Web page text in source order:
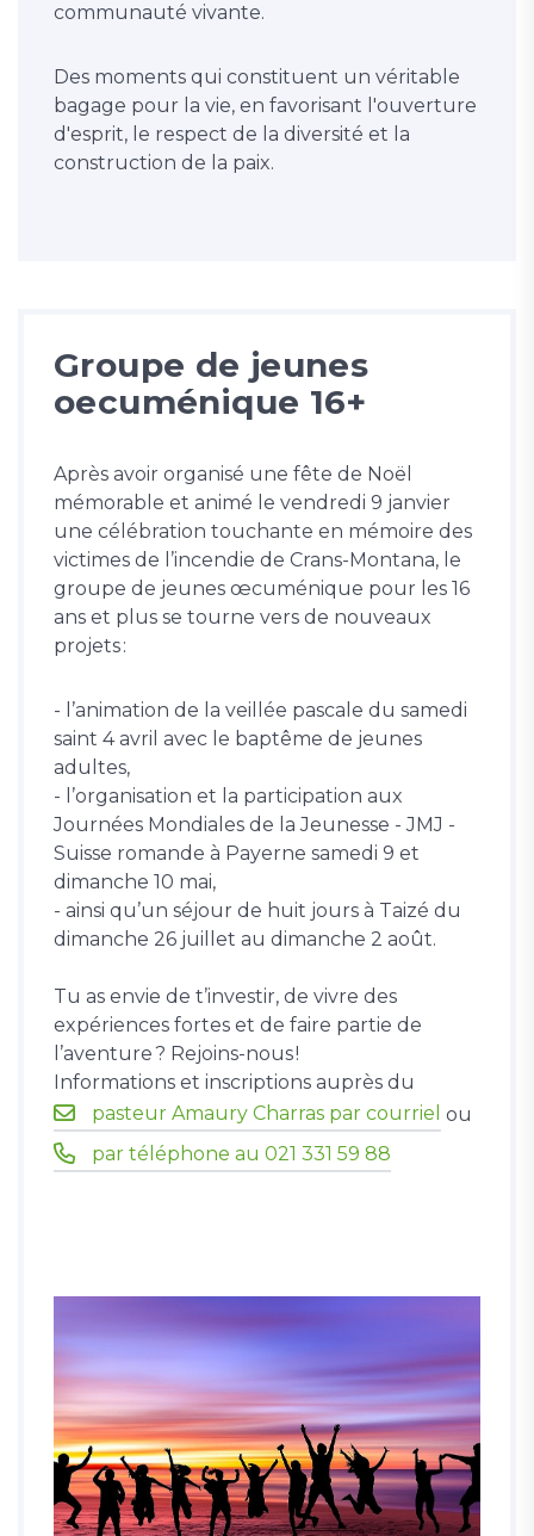
communauté vivante.
Des moments qui constituent un véritable
bagage pour la vie, en favorisant l'ouverture
d'esprit, le respect de la diversité et la
construction de la paix.
Groupe de jeunes
oecuménique 16+
Après avoir organisé une fête de Noël
mémorable et animé le vendredi 9 janvier
une célébration touchante en mémoire des
victimes de l’incendie de Crans-Montana, le
groupe de jeunes œcuménique pour les 16
ans et plus se tourne vers de nouveaux
projets :
- l’animation de la veillée pascale du samedi
saint 4 avril avec le baptême de jeunes
adultes,
- l’organisation et la participation aux
Journées Mondiales de la Jeunesse - JMJ -
Suisse romande à Payerne samedi 9 et
dimanche 10 mai,
- ainsi qu’un séjour de huit jours à Taizé du
dimanche 26 juillet au dimanche 2 août.
Tu as envie de t’investir, de vivre des
expériences fortes et de faire partie de
l’aventure ? Rejoins-nous !
Informations et inscriptions auprès du
pasteur Amaury Charras par courriel ou
par téléphone au 021 331 59 88